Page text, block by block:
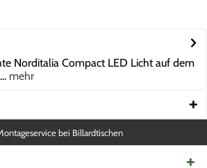
Norditalia Compact LED Licht auf dem
mehr
bei Billardtischen